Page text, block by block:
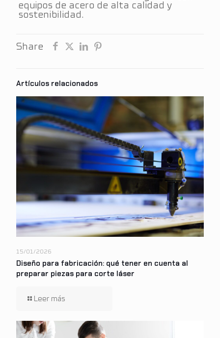
equipos de acero de alta calidad y
sostenibilidad.
Share
15/01/2026
Diseño para fabricación: qué tener en cuenta al
preparar piezas para corte láser